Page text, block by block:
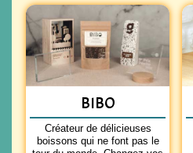
BIBO
Créateur de délicieuses
boissons qui ne font pas le